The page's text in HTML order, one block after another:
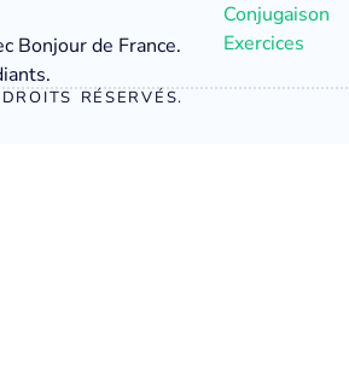
Bonjour de France.
Conjugaison
Exercices
RÉSERVÉS.